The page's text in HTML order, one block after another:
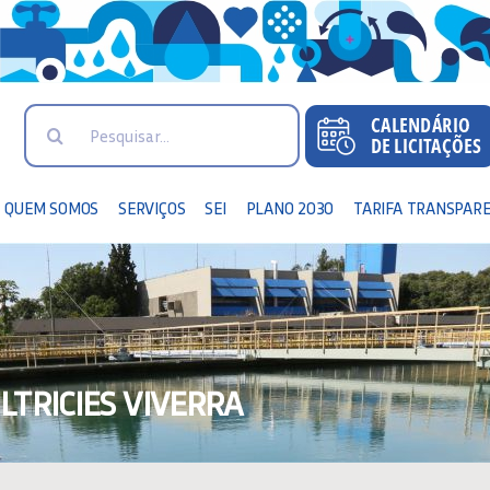
Search
QUEM SOMOS SERVIÇOS SEI PLANO 2030 TARIFA
VIVERRA